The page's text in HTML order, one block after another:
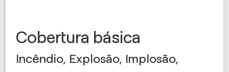
Cobertura básica
Incêndio, Explosão, Implosão,